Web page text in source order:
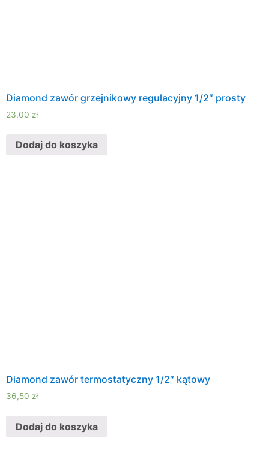
Diamond zawór grzejnikowy regulacyjny 1/2″ prosty
23,00 zł
Dodaj do koszyka
Diamond zawór termostatyczny 1/2″ kątowy
36,50 zł
Dodaj do koszyka